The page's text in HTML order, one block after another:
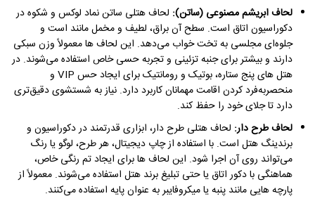
لحاف ابریشم مصنوعی (ساتن): لحاف هتلی ساتن نماد لوکس و شکوه در
دکوراسیون اتاق است. سطح آن براق، لطیف و مخمل‌ مانند است و
جلوه‌ای مجلسی به تخت خواب می‌دهد. این لحاف ها معمولاً وزن سبکی
دارند و بیشتر برای جنبه تزئینی و تجربه حسی خاص استفاده می‌شوند. در
هتل های پنج ستاره، بوتیک و رومانتیک برای ایجاد حس VIP و
منحصربه‌فرد کردن اقامت مهمانان کاربرد دارد. نیاز به شستشوی دقیق‌تری
دارد تا جلای خود را حفظ کند.
لحاف طرح دار: لحاف هتلی طرح دار، ابزاری قدرتمند در دکوراسیون و
برندینگ هتل است. با استفاده از چاپ دیجیتال، هر طرح، لوگو یا رنگ
می‌تواند روی آن اجرا شود. این لحاف ها برای ایجاد تم رنگی خاص،
هماهنگی با دکور اتاق یا حتی تبلیغ برند هتل استفاده می‌شوند. معمولاً از
پارچه هایی مانند پنبه یا میکروفایبر به عنوان پایه استفاده می‌کنند.